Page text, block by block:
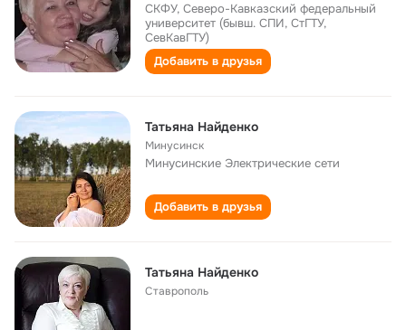
СКФУ, Северо-Кавказский федеральный
университет (бывш. СПИ, СтГТУ,
СевКавГТУ)
Добавить в друзья
Татьяна Найденко
Минусинск
Минусинские Электрические сети
Добавить в друзья
Татьяна Найденко
Ставрополь